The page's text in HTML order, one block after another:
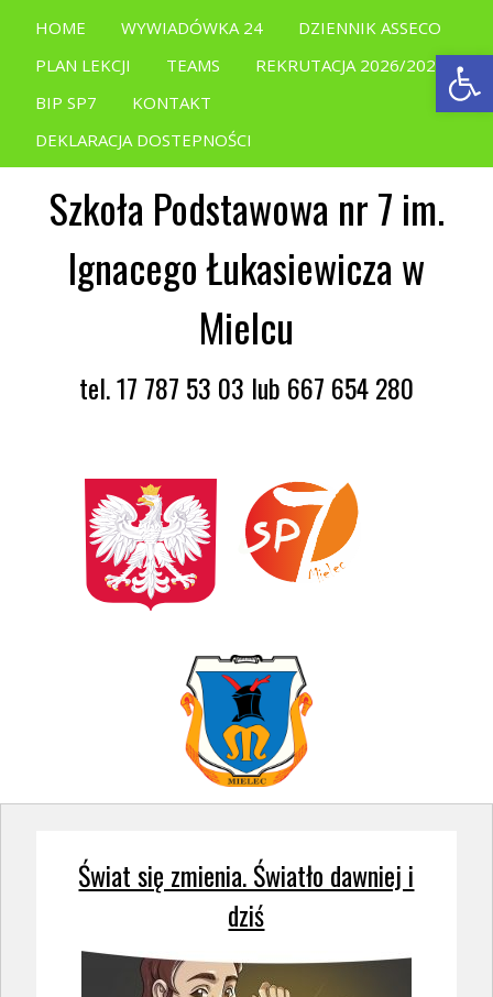
HOME WYWIADÓWKA 24
DZIENNIK ASSECO
PLAN LEKCJI
TEAMS
REKRUTACJA 2026/2027
BIP SP7
KONTAKT
DEKLARACJA DOSTEPNOŚCI
Szkoła Podstawowa nr 7 im.
Ignacego Łukasiewicza w
Mielcu
tel. 17 787 53 03 lub 667 654 280
Świat się zmienia. Światło dawniej i
dziś